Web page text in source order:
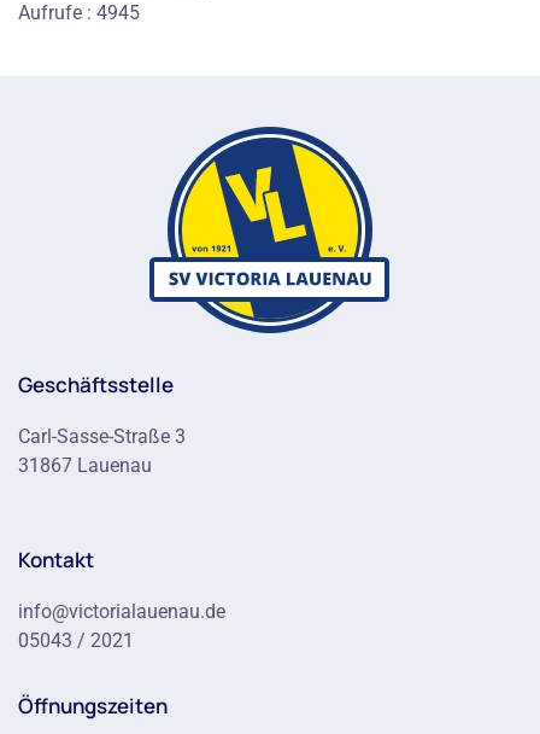
Aufrufe : 4945
Geschäftsstelle
Carl-Sasse-Straße 3
31867 Lauenau
Kontakt
info@victorialauenau.de
05043 / 2021
Öffnungszeiten